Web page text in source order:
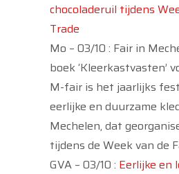
chocoladeruil tijdens
Trade
Mo – 03/10 : Fair in
boek ‘Kleerkastvasten’
M-fair is het jaarlijks
eerlijke en duurzame
Mechelen, dat
tijdens de Week van de
GVA – 03/10 : Eerlijke en